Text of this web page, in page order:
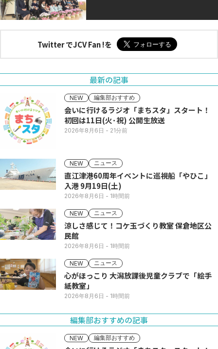
Twitter でJCV Fan !を
最新の記事
NEW 編集部おすすめ
会いに行けるラジオ「まちスタ」スタート！
初回は11日(火･祝) 公開生放送
2026年8月6日 - 21分前
NEW ニュース
直江津港60周年イベントに巡視船「やひこ」
入港 9月19日(土)
2026年8月6日 - 1時間前
NEW ニュース
涼しさ感じて！コケ玉づくり教室 保倉地区公
民館
2026年8月6日 - 1時間前
NEW ニュース
心がほっこり 大潟放課後児童クラブで「絵手
紙教室」
2026年8月6日 - 1時間前
編集部おすすめの記事
NEW 編集部おすすめ